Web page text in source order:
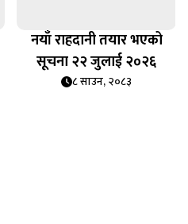
नयाँ राहदानी तयार भएको
सूचना २२ जुलाई २०२६
८ साउन, २०८३